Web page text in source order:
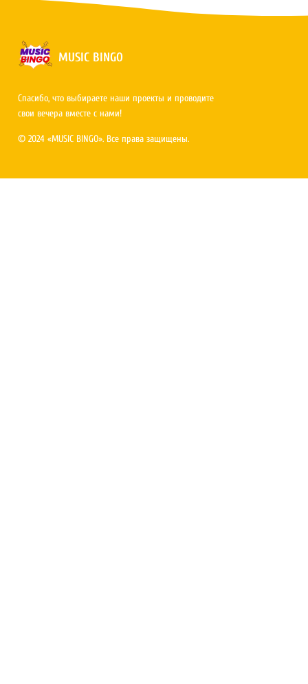
MUSIC BINGO
Спасибо, что выбираете наши проекты и проводите
свои вечера вместе с нами!
© 2024 «MUSIC BINGO». Все права защищены.